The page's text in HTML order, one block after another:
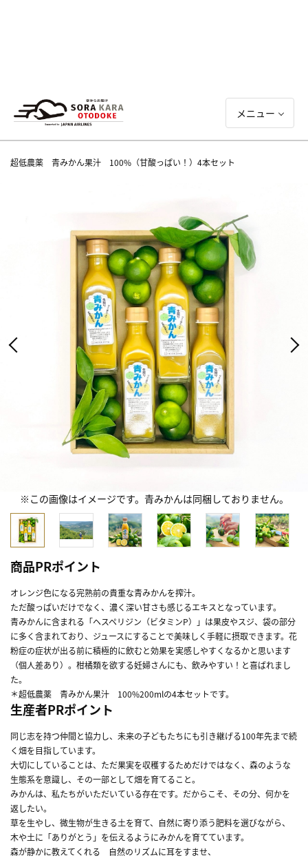
メニュー
超低農薬 青みかん果汁 100%（甘酸っぱい！）4本セット
※この画像はイメージです。青みかんは同梱しておりません。
商品PRポイント
オレンジ色になる完熟前の貴重な青みかんを搾汁。
ただ酸っぱいだけでなく、濃く深い甘さも感じるエキスとなっています。
青みかんに含まれる「ヘスペリジン（ビタミンP）」は果皮やスジ、袋の部分
に多く含まれており、ジュースにすることで美味しく手軽に摂取できます。花
粉症の症状が出る前に積極的に飲むと効果を実感しやすくなるかと思います
（個人差あり）。柑橘類を欲する妊婦さんにも、飲みやすい！と喜ばれまし
た。
＊超低農薬 青みかん果汁 100%200mlの4本セットです。
生産者PRポイント
同じ志を持つ仲間と協力し、未来の子どもたちにも引き継げる100年先まで続
く畑を目指しています。
大切にしていることは、ただ果実を収穫するためだけではなく、森のような
生態系を意識し、その一部として畑を育てること。
みかんは、私たちがいただいている存在です。だからこそ、その分、何かを
返したい。
草を生やし、微生物が生きる土を育て、自然に寄り添う肥料を選びながら、
木や土に「ありがとう」を伝えるようにみかんを育てています。
森が静かに教えてくれる 自然のリズムに耳をすませ、